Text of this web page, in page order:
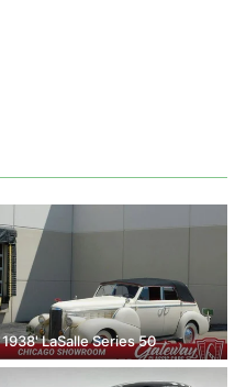
1938' LaSalle Series 50